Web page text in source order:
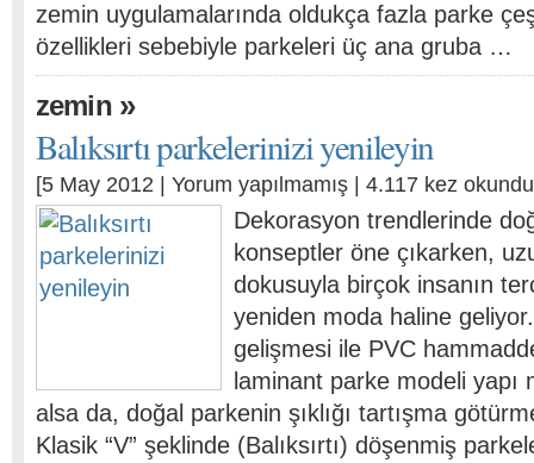
zemin uygulamalarında oldukça fazla parke
özellikleri sebebiyle parkeleri üç ana gruba …
zemin»
Balıksırtı parkelerinizi yenileyin
[5 May 2012 | Yorum yapılmamış | 4.117 kez
Dekorasyon trendlerinde
konseptler öne çıkarken,
dokusuyla birçok insanın
yeniden moda haline
gelişmesi ile PVC
laminant parke modeli yapı
alsa da, doğal parkenin şıklığı tartışma
Klasik “V” şeklinde (Balıksırtı) döşenmiş